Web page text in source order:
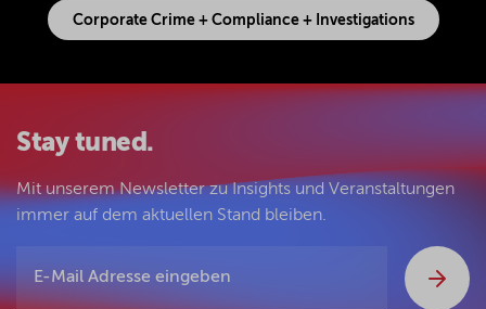
Corporate Crime + Compliance + Investigations
Stay tuned.
Mit unserem Newsletter zu Insights und Veranstaltungen
immer auf dem aktuellen Stand bleiben.